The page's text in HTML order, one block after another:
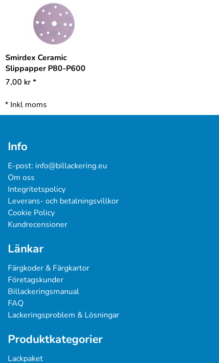
Smirdex Ceramic
Slippapper P80-P600
7,00 kr*
* Inkl moms
Info
E-post: info@billackering.eu
Om oss
Integritetspolicy
Leverans- och betalningsvillkor
Cookie Policy
Kundrecensioner
Länkar
Färgkoder & Färgkartor
Företagskunder
Billackeringsmanual
FAQ
Lackeringsproblem & Lösningar
Produktkategorier
Lackpaket